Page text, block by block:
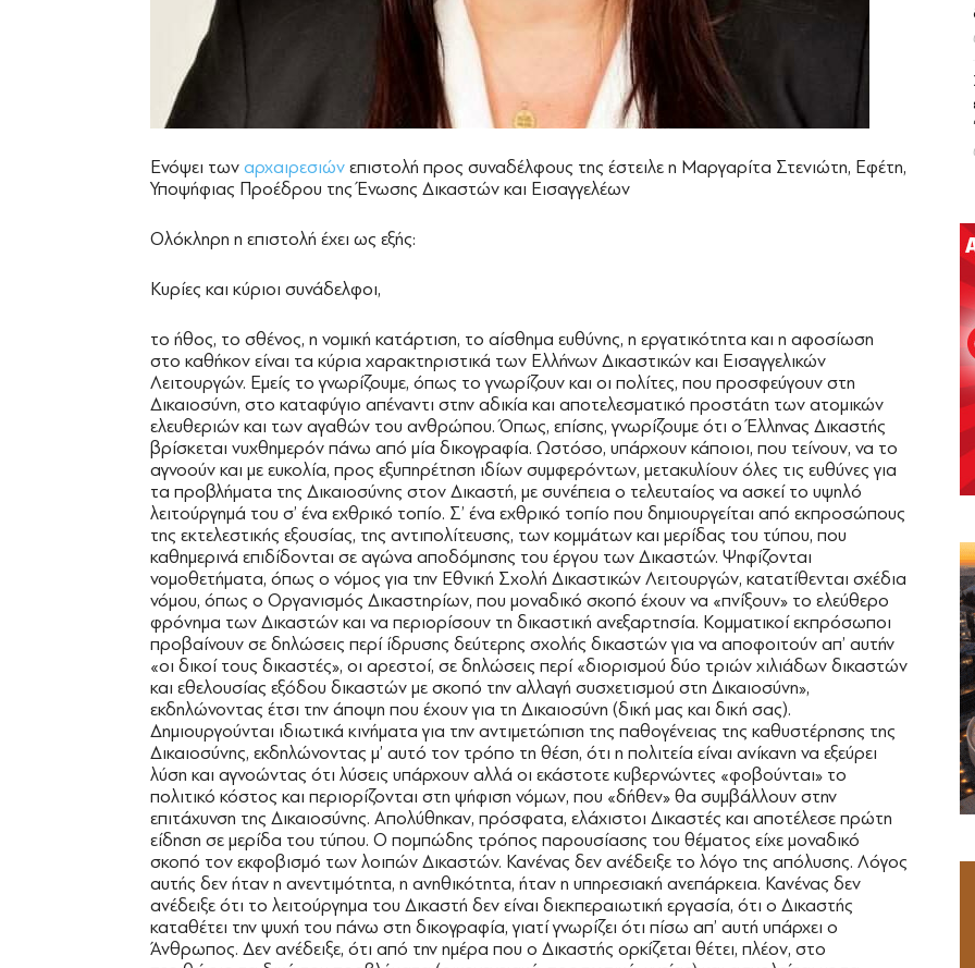
Ενόψει των αρχαιρεσιών επιστολή προς συναδέλφους της έστειλε η Μαργαρίτα Στενιώτη, Εφέτη,
Υποψήφιας Προέδρου της Ένωσης Δικαστών και Εισαγγελέων
Ολόκληρη η επιστολή έχει ως εξής:
Kυρίες και κύριοι συνάδελφοι,
το ήθος, το σθένος, η νομική κατάρτιση, το αίσθημα ευθύνης, η εργατικότητα και η αφοσίωση
στο καθήκον είναι τα κύρια χαρακτηριστικά των Ελλήνων Δικαστικών και Εισαγγελικών
Λειτουργών. Εμείς το γνωρίζουμε, όπως το γνωρίζουν και οι πολίτες, που προσφεύγουν στη
Δικαιοσύνη, στο καταφύγιο απέναντι στην αδικία και αποτελεσματικό προστάτη των ατομικών
ελευθεριών και των αγαθών του ανθρώπου. Όπως, επίσης, γνωρίζουμε ότι ο Έλληνας Δικαστής
βρίσκεται νυχθημερόν πάνω από μία δικογραφία. Ωστόσο, υπάρχουν κάποιοι, που τείνουν, να το
αγνοούν και με ευκολία, προς εξυπηρέτηση ιδίων συμφερόντων, μετακυλίουν όλες τις ευθύνες για
τα προβλήματα της Δικαιοσύνης στον Δικαστή, με συνέπεια ο τελευταίος να ασκεί το υψηλό
λειτούργημά του σ’ ένα εχθρικό τοπίο. Σ’ ένα εχθρικό τοπίο που δημιουργείται από εκπροσώπους
της εκτελεστικής εξουσίας, της αντιπολίτευσης, των κομμάτων και μερίδας του τύπου, που
καθημερινά επιδίδονται σε αγώνα αποδόμησης του έργου των Δικαστών. Ψηφίζονται
νομοθετήματα, όπως ο νόμος για την Εθνική Σχολή Δικαστικών Λειτουργών, κατατίθενται σχέδια
νόμου, όπως ο Οργανισμός Δικαστηρίων, που μοναδικό σκοπό έχουν να «πνίξουν» το ελεύθερο
φρόνημα των Δικαστών και να περιορίσουν τη δικαστική ανεξαρτησία. Κομματικοί εκπρόσωποι
προβαίνουν σε δηλώσεις περί ίδρυσης δεύτερης σχολής δικαστών για να αποφοιτούν απ’ αυτήν
«οι δικοί τους δικαστές», οι αρεστοί, σε δηλώσεις περί «διορισμού δύο τριών χιλιάδων δικαστών
και εθελουσίας εξόδου δικαστών με σκοπό την αλλαγή συσχετισμού στη Δικαιοσύνη»,
εκδηλώνοντας έτσι την άποψη που έχουν για τη Δικαιοσύνη (δική μας και δική σας).
Δημιουργούνται ιδιωτικά κινήματα για την αντιμετώπιση της παθογένειας της καθυστέρησης της
Δικαιοσύνης, εκδηλώνοντας μ’ αυτό τον τρόπο τη θέση, ότι η πολιτεία είναι ανίκανη να εξεύρει
λύση και αγνοώντας ότι λύσεις υπάρχουν αλλά οι εκάστοτε κυβερνώντες «φοβούνται» το
πολιτικό κόστος και περιορίζονται στη ψήφιση νόμων, που «δήθεν» θα συμβάλλουν στην
επιτάχυνση της Δικαιοσύνης. Απολύθηκαν, πρόσφατα, ελάχιστοι Δικαστές και αποτέλεσε πρώτη
είδηση σε μερίδα του τύπου. Ο πομπώδης τρόπος παρουσίασης του θέματος είχε μοναδικό
σκοπό τον εκφοβισμό των λοιπών Δικαστών. Κανένας δεν ανέδειξε το λόγο της απόλυσης. Λόγος
αυτής δεν ήταν η ανεντιμότητα, η ανηθικότητα, ήταν η υπηρεσιακή ανεπάρκεια. Κανένας δεν
ανέδειξε ότι το λειτούργημα του Δικαστή δεν είναι διεκπεραιωτική εργασία, ότι ο Δικαστής
καταθέτει την ψυχή του πάνω στη δικογραφία, γιατί γνωρίζει ότι πίσω απ’ αυτή υπάρχει ο
Άνθρωπος. Δεν ανέδειξε, ότι από την ημέρα που ο Δικαστής ορκίζεται θέτει, πλέον, στο